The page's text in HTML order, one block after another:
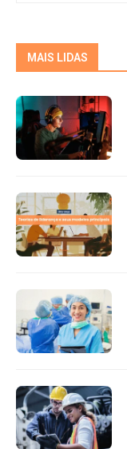
MAIS LIDAS